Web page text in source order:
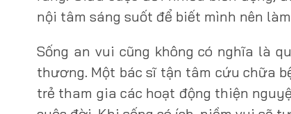
nội tâm sáng suốt để biết mình nên
Sống an vui cũng không có nghĩa là
thương. Một bác sĩ tận tâm cứu chữa
trẻ tham gia các hoạt động thiện